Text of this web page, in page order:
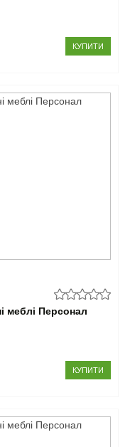
КУПИТИ
меблі Персонал
КУПИТИ